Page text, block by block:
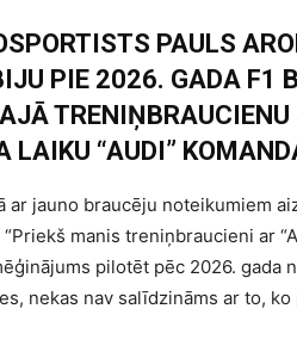
PAULS
PIE 2026. GADA F1
LAIKU “AUDI”
ar jauno braucēju noteikumiem
manis treniņbraucieni ar
pilotēt pēc 2026. gada
nekas nav salīdzināms ar to,